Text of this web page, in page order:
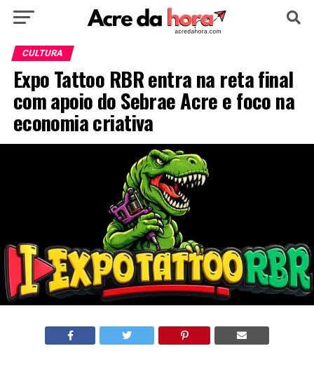
HOME
EDUCAÇÃO NOTÍCIA MUNDO
CULTURA
Expo Tattoo RBR entra na reta final
com apoio do Sebrae Acre e foco na
economia criativa